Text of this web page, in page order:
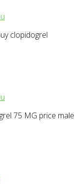
clopidogrel
75 MG price male